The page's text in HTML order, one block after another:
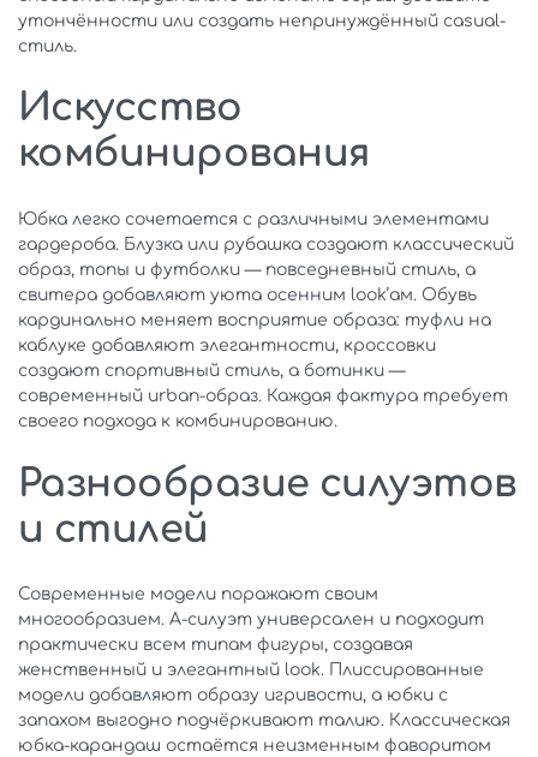
утончённости или создать непринуждённый casual-
стиль.
Искусство
комбинирования
Юбка легко сочетается с различными элементами
гардероба. Блузка или рубашка создают классический
образ, топы и футболки — повседневный стиль, а
свитера добавляют уюта осенним look’ам. Обувь
кардинально меняет восприятие образа: туфли на
каблуке добавляют элегантности, кроссовки
создают спортивный стиль, а ботинки —
современный urban-образ. Каждая фактура требует
своего подхода к комбинированию.
Разнообразие силуэтов
и стилей
Современные модели поражают своим
многообразием. A-силуэт универсален и подходит
практически всем типам фигуры, создавая
женственный и элегантный look. Плиссированные
модели добавляют образу игривости, а юбки с
запахом выгодно подчёркивают талию. Классическая
юбка-карандаш остаётся неизменным фаворитом